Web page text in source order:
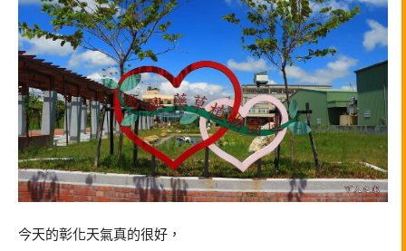
今天的彰化天氣真的很好，